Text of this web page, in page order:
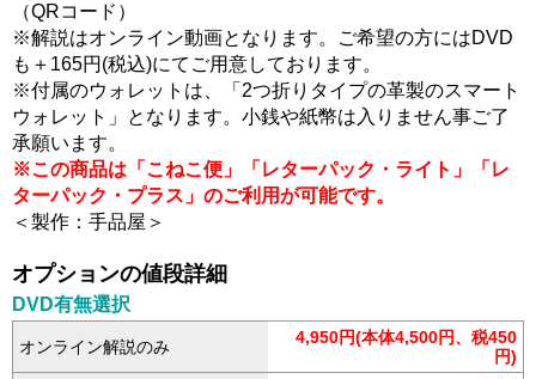
（QRコード）
※解説はオンライン動画となります。ご希望の方にはDVD
も＋165円(税込)にてご用意しております。
※付属のウォレットは、「2つ折りタイプの革製のスマート
ウォレット」となります。小銭や紙幣は入りません事ご了
承願います。
※この商品は「こねこ便」「レターパック・ライト」「レ
ターパック・プラス」のご利用が可能です。
＜製作：手品屋＞
オプションの値段詳細
DVD有無選択
オンライン解説のみ
4,950円(本体4,500円、税450
円)